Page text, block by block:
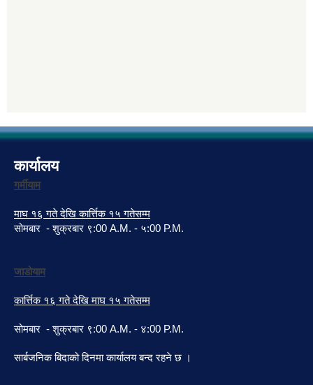
कार्यालय
गर्मीयाम
माघ १६ गते देखि कार्त्तिक १५ गतेसम्म
सोमबार - शुक्रबार ९:00 A.M. - ५:00 P.M.
जाडोयाम
कार्त्तिक १६ गते देखि माघ १५ गतेसम्म
सोमबार - शुक्रबार ९:00 A.M. - ४:00 P.M.
सार्बजनिक बिदाको दिनमा कार्यालय बन्द रहने छ ।